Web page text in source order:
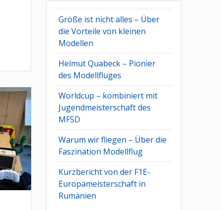
Größe ist nicht alles – Über
die Vorteile von kleinen
Modellen
Helmut Quabeck – Pionier
des Modellfluges
Worldcup – kombiniert mit
Jugendmeisterschaft des
MFSD
Warum wir fliegen – Über die
Faszination Modellflug
Kurzbericht von der F1E-
Europameisterschaft in
Rumänien